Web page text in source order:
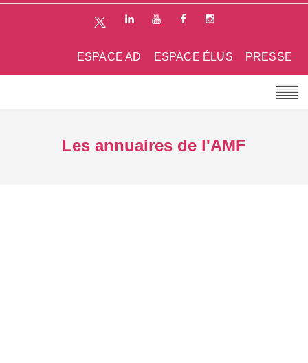
PRESSE
ESPACE ÉLUS
ESPACE AD
Les annuaires de l'AMF